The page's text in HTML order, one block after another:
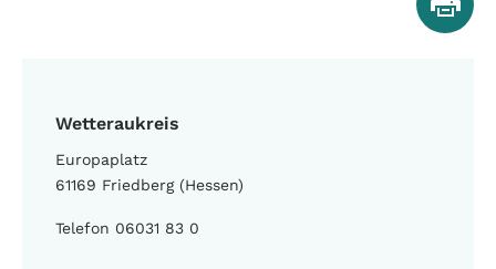
Wetteraukreis
Europaplatz
61169 Friedberg (Hessen)
Telefon 06031 83 0